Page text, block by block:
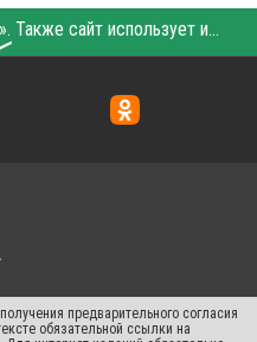
Этот сайт использует «cookies». Также сайт использует интернет-сервис для сбора технических данных касательно посетителей с целью получения маркетинговой и статистической информации. Условия обработки данных посетителей сайта см.
предварительного согласия
обязательной ссылки на